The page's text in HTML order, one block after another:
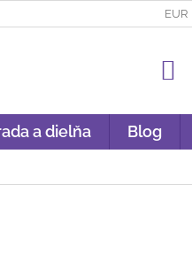
NA SPLÁTKY GARANCIA
EUR
a dielňa Blog